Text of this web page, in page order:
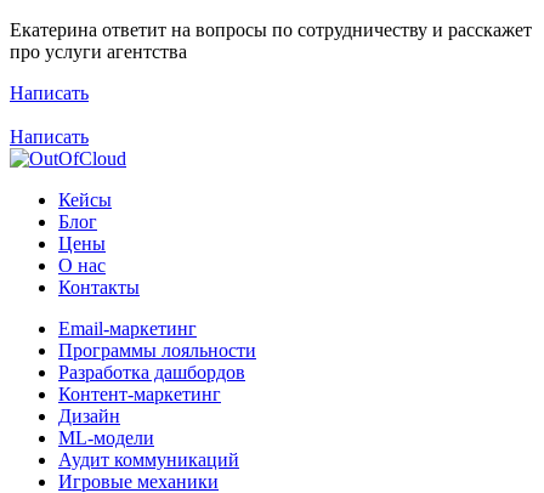
Екатерина ответит на вопросы по сотрудничеству и расскажет
про услуги агентства
Написать
Написать
Кейсы
Блог
Цены
О нас
Контакты
Email-маркетинг
Программы лояльности
Разработка дашбордов
Контент-маркетинг
Дизайн
ML-модели
Аудит коммуникаций
Игровые механики